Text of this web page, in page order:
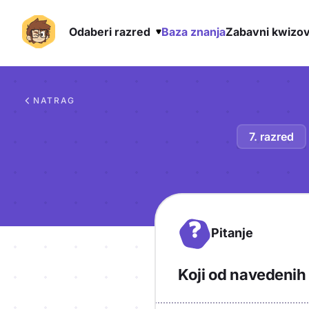
Odaberi razred Baza znanjaZabavni
NATRAG
7. razred
? Pitanje
Koji od